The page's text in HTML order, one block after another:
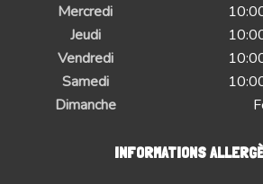
Mercredi
Jeudi
Vendredi
Samedi
Dimanche
INFORMATIONS